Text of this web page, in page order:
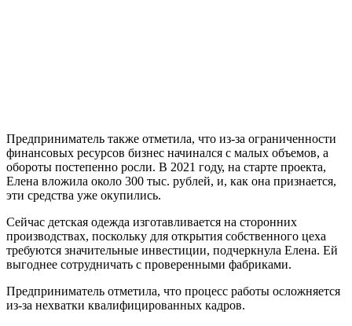
Предприниматель также отметила, что из-за ограниченности
финансовых ресурсов бизнес начинался с малых объемов, а
обороты постепенно росли. В 2021 году, на старте проекта,
Елена вложила около 300 тыс. рублей, и, как она признается,
эти средства уже окупились.
Сейчас детская одежда изготавливается на сторонних
производствах, поскольку для открытия собственного цеха
требуются значительные инвестиции, подчеркнула Елена. Ей
выгоднее сотрудничать с проверенными фабриками.
Предприниматель отметила, что процесс работы осложняется
из-за нехватки квалифицированных кадров.